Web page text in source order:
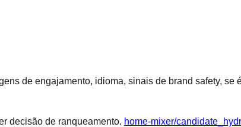
de engajamento, idioma, sinais de brand safety, se
decisão de ranqueamento. home-mixer/